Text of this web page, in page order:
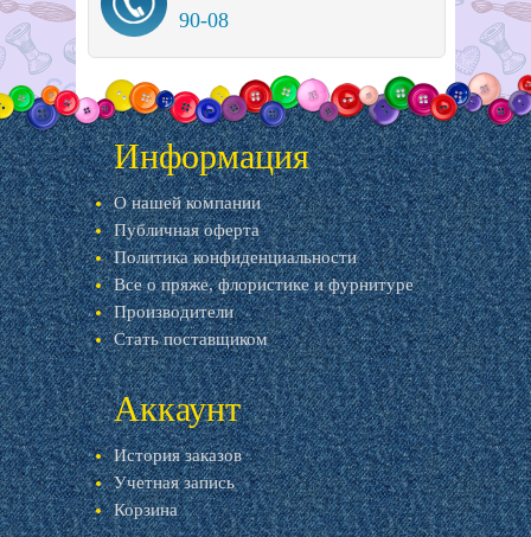
90-08
Информация
О нашей компании
Публичная оферта
Политика конфиденциальности
Все о пряже, флористике и фурнитуре
Производители
Стать поставщиком
Аккаунт
История заказов
Учетная запись
Корзина